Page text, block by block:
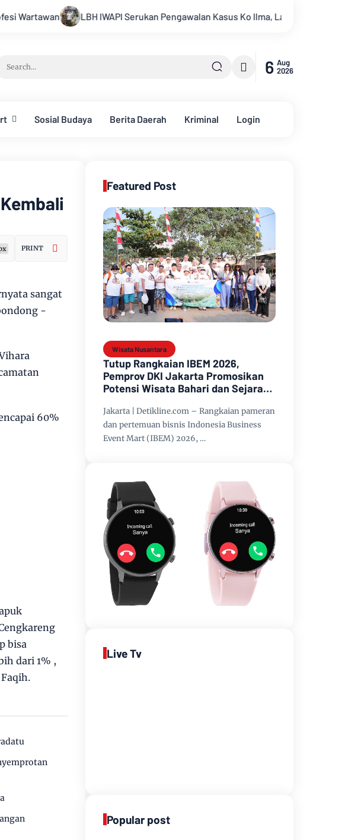
Serukan Pengawalan Kasus Ko Ilma, Laporkan Dugaan Rekayasa Hukum ke
6 Aug
2026
Sosial Budaya Berita Daerah Kriminal Login
PRINT
sangat
-
60%
bisa
dari 1% ,
Featured Post
Wisata Nusantara
Tutup Rangkaian IBEM 2026,
Pemprov DKI Jakarta Promosikan
Potensi Wisata Bahari dan Sejarah
Jakarta | Detikline.com – Rangkaian pameran
dan pertemuan bisnis Indonesia Business
Event Mart (IBEM) 2026, …
Live Tv
Popular post